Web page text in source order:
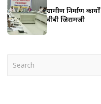
ग्रामीण निर्माण
वीबी जिरामजी